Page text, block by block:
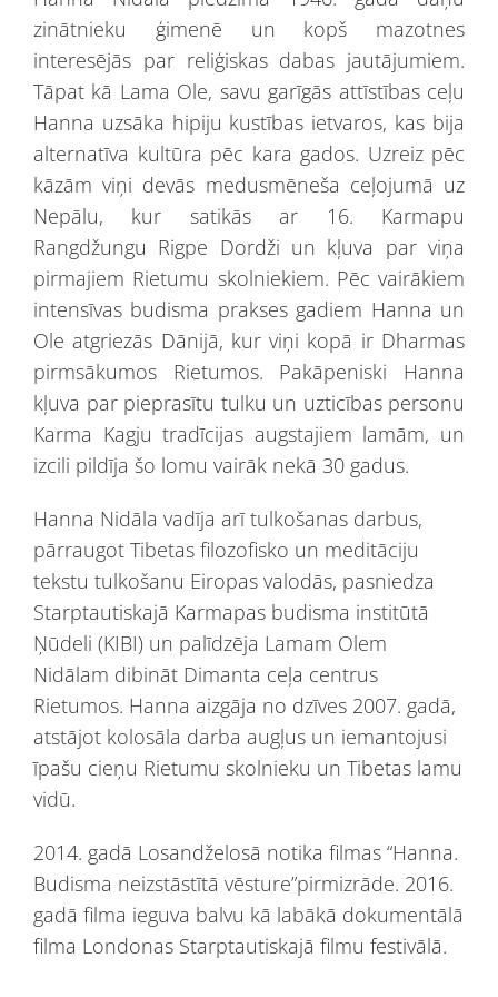
zinātnieku ģimenē un kopš mazotnes
interesējās par reliģiskas dabas jautājumiem.
Tāpat kā Lama Ole, savu garīgās attīstības ceļu
Hanna uzsāka hipiju kustības ietvaros, kas bija
alternatīva kultūra pēc kara gados. Uzreiz pēc
kāzām viņi devās medusmēneša ceļojumā uz
Nepālu, kur satikās ar 16. Karmapu
Rangdžungu Rigpe Dordži un kļuva par viņa
pirmajiem Rietumu skolniekiem. Pēc vairākiem
intensīvas budisma prakses gadiem Hanna un
Ole atgriezās Dānijā, kur viņi kopā ir Dharmas
pirmsākumos Rietumos. Pakāpeniski Hanna
kļuva par pieprasītu tulku un uzticības personu
Karma Kagju tradīcijas augstajiem lamām, un
izcili pildīja šo lomu vairāk nekā 30 gadus.
Hanna Nidāla vadīja arī tulkošanas darbus,
pārraugot Tibetas filozofisko un meditāciju
tekstu tulkošanu Eiropas valodās, pasniedza
Starptautiskajā Karmapas budisma institūtā
Ņūdeli (KIBI) un palīdzēja Lamam Olem
Nidālam dibināt Dimanta ceļa centrus
Rietumos. Hanna aizgāja no dzīves 2007. gadā,
atstājot kolosāla darba augļus un iemantojusi
īpašu cieņu Rietumu skolnieku un Tibetas lamu
vidū.
2014. gadā Losandželosā notika filmas “Hanna.
Budisma neizstāstītā vēsture”pirmizrāde. 2016.
gadā filma ieguva balvu kā labākā dokumentālā
filma Londonas Starptautiskajā filmu festivālā.